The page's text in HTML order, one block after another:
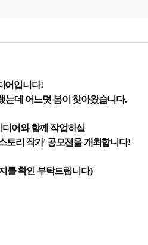
어입니다!
는데 어느덧 봄이 찾아왔습니다.
어와 함께 작업하실
토리 작가' 공모전을 개최합니다!
를 확인 부탁드립니다)